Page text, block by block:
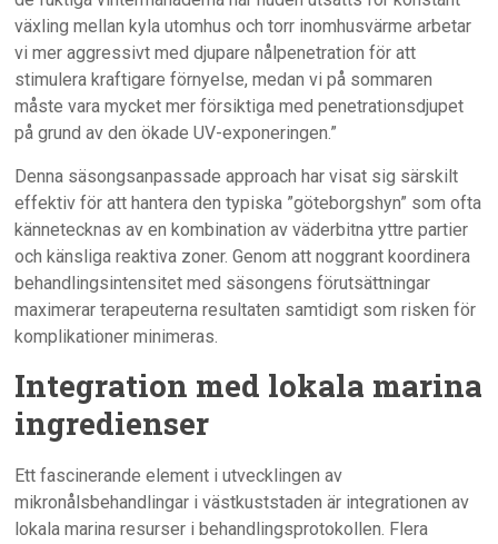
växling mellan kyla utomhus och torr inomhusvärme arbetar
vi mer aggressivt med djupare nålpenetration för att
stimulera kraftigare förnyelse, medan vi på sommaren
måste vara mycket mer försiktiga med penetrationsdjupet
på grund av den ökade UV-exponeringen.”
Denna säsongsanpassade approach har visat sig särskilt
effektiv för att hantera den typiska ”göteborgshyn” som ofta
kännetecknas av en kombination av väderbitna yttre partier
och känsliga reaktiva zoner. Genom att noggrant koordinera
behandlingsintensitet med säsongens förutsättningar
maximerar terapeuterna resultaten samtidigt som risken för
komplikationer minimeras.
Integration med lokala marina
ingredienser
Ett fascinerande element i utvecklingen av
mikronålsbehandlingar i västkuststaden är integrationen av
lokala marina resurser i behandlingsprotokollen. Flera